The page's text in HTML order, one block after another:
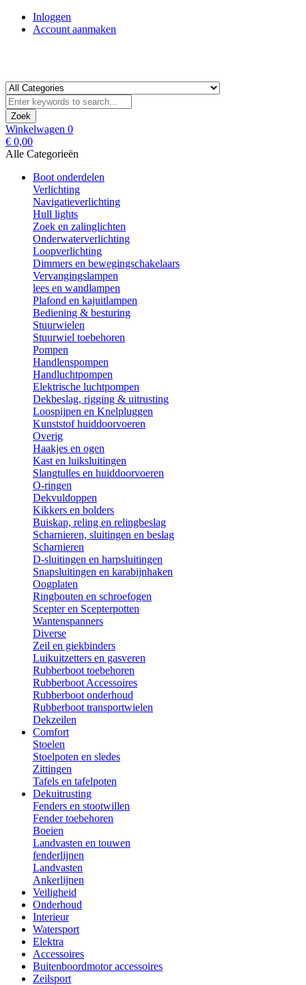
Inloggen
Account aanmaken
Zoek
Winkelwagen 0
€ 0,00
Alle Categorieën
Boot onderdelen
Verlichting
Navigatieverlichting
Hull lights
Zoek en zalinglichten
Onderwaterverlichting
Loopverlichting
Dimmers en bewegingschakelaars
Vervangingslampen
lees en wandlampen
Plafond en kajuitlampen
Bediening & besturing
Stuurwielen
Stuurwiel toebehoren
Pompen
Handlenspompen
Handluchtpompen
Elektrische luchtpompen
Dekbeslag, rigging & uitrusting
Loospijpen en Knelpluggen
Kunststof huiddoorvoeren
Overig
Haakjes en ogen
Kast en luiksluitingen
Slangtulles en huiddoorvoeren
O-ringen
Dekvuldoppen
Kikkers en bolders
Buiskap, reling en relingbeslag
Scharnieren, sluitingen en beslag
Scharnieren
D-sluitingen en harpsluitingen
Snapsluitingen en karabijnhaken
Oogplaten
Ringbouten en schroefogen
Scepter en Scepterpotten
Wantenspanners
Diverse
Zeil en giekbinders
Luikuitzetters en gasveren
Rubberboot toebehoren
Rubberboot Accessoires
Rubberboot onderhoud
Rubberboot transportwielen
Dekzeilen
Comfort
Stoelen
Stoelpoten en sledes
Zittingen
Tafels en tafelpoten
Dekuitrusting
Fenders en stootwillen
Fender toebehoren
Boeien
Landvasten en touwen
fenderlijnen
Landvasten
Ankerlijnen
Veiligheid
Onderhoud
Interieur
Watersport
Elektra
Accessoires
Buitenboordmotor accessoires
Zeilsport